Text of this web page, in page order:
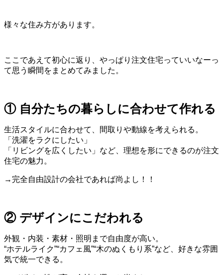
様々な住み方があります。
ここであえて初心に返り、 やっぱり注文住宅っていいなーっ
て思う 瞬間をまとめてみました。
① 自分たちの暮らしに合わせて作れる
生活スタイルに合わせて、間取りや動線を考えられる。
「洗濯をラクにしたい」
「リビングを広くしたい」など、理想を形にできるのが注文
住宅の魅力。
→完全自由設計の会社であれば尚よし！！
② デザインにこだわれる
外観・内装・素材・照明まで自由度が高い。
“ホテルライク”“カフェ風”“木のぬくもり系”など、好きな雰囲
気で統一できる。